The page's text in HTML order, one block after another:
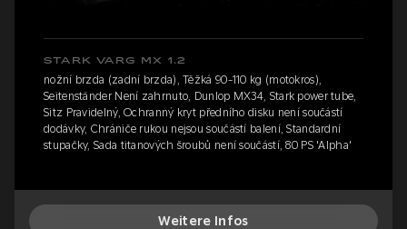
STARK VARG MX 1.2
nožní brzda (zadní brzda), Těžká 90-110 kg (motokros),
Seitenständer Není zahrnuto, Dunlop MX34, Stark power tube,
Sitz Pravidelný, Ochranný kryt předního disku není součástí
dodávky, Chrániče rukou nejsou součástí balení, Standardní
stupačky, Sada titanových šroubů není součástí, 80 PS 'Alpha'
Weitere Infos